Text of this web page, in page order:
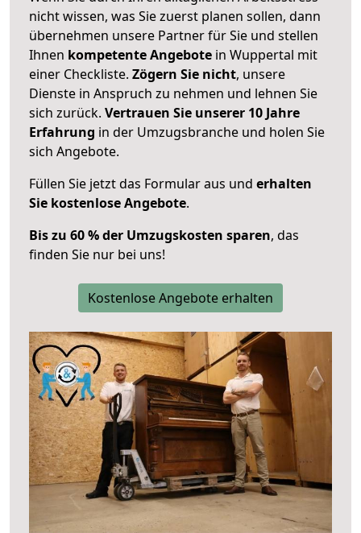
nicht wissen, was Sie zuerst planen sollen, dann
übernehmen unsere Partner für Sie und stellen
Ihnen kompetente Angebote in Wuppertal mit
einer Checkliste. Zögern Sie nicht, unsere
Dienste in Anspruch zu nehmen und lehnen Sie
sich zurück. Vertrauen Sie unserer 10 Jahre
Erfahrung in der Umzugsbranche und holen Sie
sich Angebote.
Füllen Sie jetzt das Formular aus und erhalten
Sie kostenlose Angebote.
Bis zu 60 % der Umzugskosten sparen, das
finden Sie nur bei uns!
Kostenlose Angebote erhalten